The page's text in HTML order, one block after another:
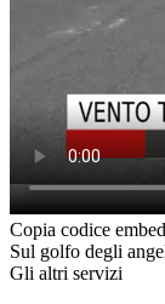
Copia codice embed
Sul golfo degli
Gli altri servizi